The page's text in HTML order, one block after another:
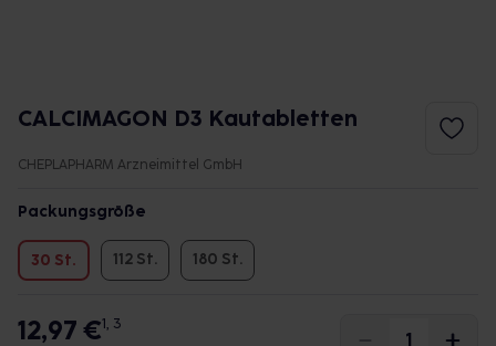
CALCIMAGON D3 Kautabletten
CHEPLAPHARM Arzneimittel GmbH
Packungsgröße
30 St. 112 St. 180 St.
12,97 €1, 3